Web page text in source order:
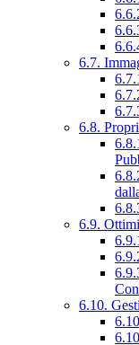
6.7.
6.8.
6.9.
6.10.